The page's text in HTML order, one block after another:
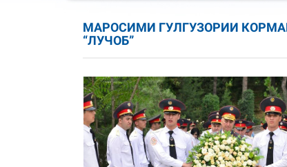
МАРОСИМИ ГУЛГУЗОРИИ
“ЛУЧОБ”